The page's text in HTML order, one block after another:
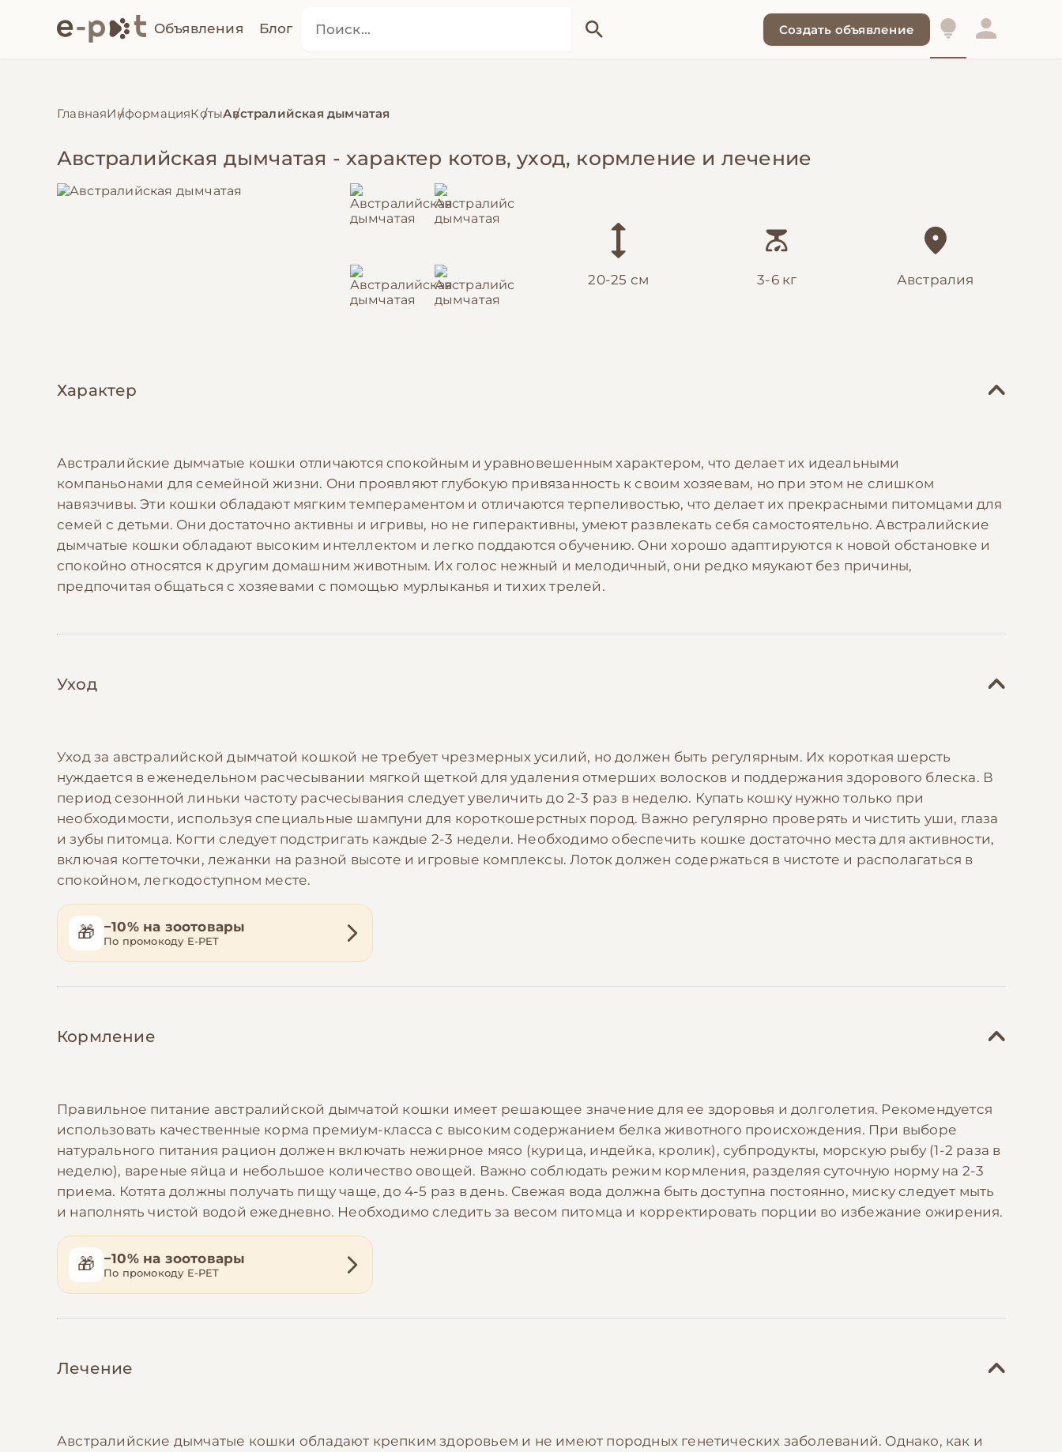
Объявления Блог Создать объявление
ГлавнаяИнформацияКотыАвстралийская дымчатая
Австралийская дымчатая - характер котов, уход, кормление и лечение
20-25 см 3-6 кг Австралия
Характер
Австралийские дымчатые кошки отличаются спокойным и уравновешенным характером, что делает их идеальными
компаньонами для семейной жизни. Они проявляют глубокую привязанность к своим хозяевам, но при этом не слишком
навязчивы. Эти кошки обладают мягким темпераментом и отличаются терпеливостью, что делает их прекрасными питомцами для
семей с детьми. Они достаточно активны и игривы, но не гиперактивны, умеют развлекать себя самостоятельно. Австралийские
дымчатые кошки обладают высоким интеллектом и легко поддаются обучению. Они хорошо адаптируются к новой обстановке и
спокойно относятся к другим домашним животным. Их голос нежный и мелодичный, они редко мяукают без причины,
предпочитая общаться с хозяевами с помощью мурлыканья и тихих трелей.
Уход
Уход за австралийской дымчатой кошкой не требует чрезмерных усилий, но должен быть регулярным. Их короткая шерсть
нуждается в еженедельном расчесывании мягкой щеткой для удаления отмерших волосков и поддержания здорового блеска. В
период сезонной линьки частоту расчесывания следует увеличить до 2-3 раз в неделю. Купать кошку нужно только при
необходимости, используя специальные шампуни для короткошерстных пород. Важно регулярно проверять и чистить уши, глаза
и зубы питомца. Когти следует подстригать каждые 2-3 недели. Необходимо обеспечить кошке достаточно места для активности,
включая когтеточки, лежанки на разной высоте и игровые комплексы. Лоток должен содержаться в чистоте и располагаться в
спокойном, легкодоступном месте.
🎁 −10% на зоотовары
По промокоду E-PET
Кормление
Правильное питание австралийской дымчатой кошки имеет решающее значение для ее здоровья и долголетия. Рекомендуется
использовать качественные корма премиум-класса с высоким содержанием белка животного происхождения. При выборе
натурального питания рацион должен включать нежирное мясо (курица, индейка, кролик), субпродукты, морскую рыбу (1-2 раза в
неделю), вареные яйца и небольшое количество овощей. Важно соблюдать режим кормления, разделяя суточную норму на 2-3
приема. Котята должны получать пищу чаще, до 4-5 раз в день. Свежая вода должна быть доступна постоянно, миску следует мыть
и наполнять чистой водой ежедневно. Необходимо следить за весом питомца и корректировать порции во избежание ожирения.
🎁 −10% на зоотовары
По промокоду E-PET
Лечение
Австралийские дымчатые кошки обладают крепким здоровьем и не имеют породных генетических заболеваний. Однако, как и